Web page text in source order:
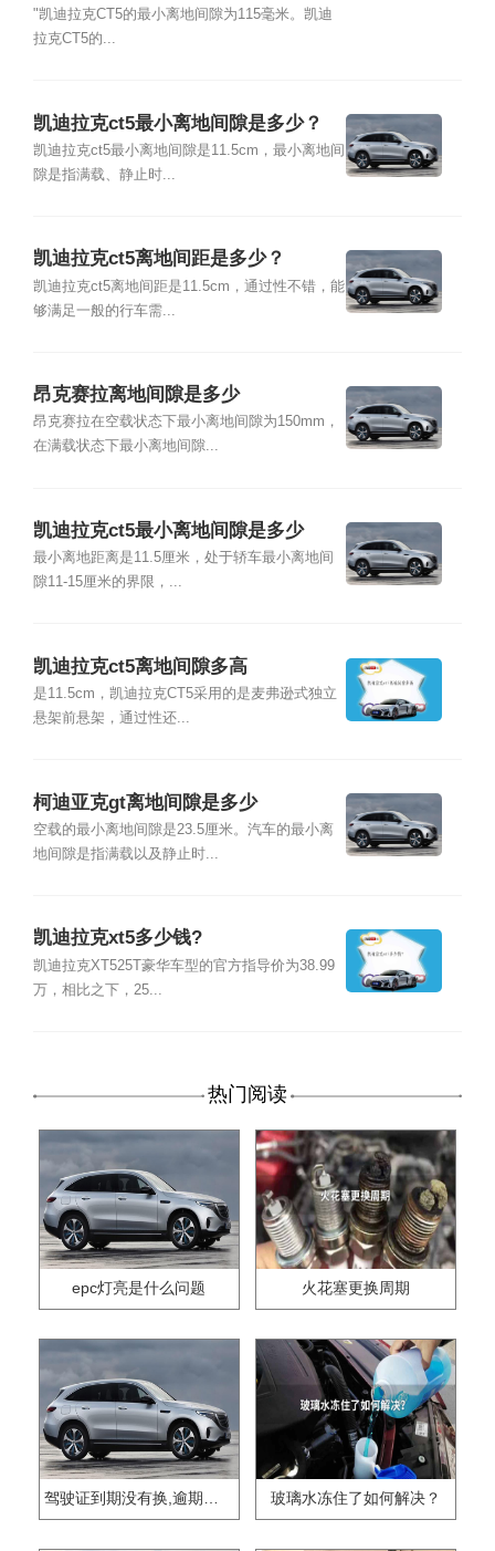
"凯迪拉克CT5的最小离地间隙为115毫米。凯迪
拉克CT5的...
凯迪拉克ct5最小离地间隙是多少？
凯迪拉克ct5最小离地间隙是11.5cm，最小离地间
隙是指满载、静止时...
凯迪拉克ct5离地间距是多少？
凯迪拉克ct5离地间距是11.5cm，通过性不错，能
够满足一般的行车需...
昂克赛拉离地间隙是多少
昂克赛拉在空载状态下最小离地间隙为150mm，
在满载状态下最小离地间隙...
凯迪拉克ct5最小离地间隙是多少
最小离地距离是11.5厘米，处于轿车最小离地间
隙11-15厘米的界限，...
凯迪拉克ct5离地间隙多高
是11.5cm，凯迪拉克CT5采用的是麦弗逊式独立
悬架前悬架，通过性还...
柯迪亚克gt离地间隙是多少
空载的最小离地间隙是23.5厘米。汽车的最小离
地间隙是指满载以及静止时...
凯迪拉克xt5多少钱?
凯迪拉克XT525T豪华车型的官方指导价为38.99
万，相比之下，25...
热门阅读
epc灯亮是什么问题 火花塞更换周期
玻璃水冻住了如何解决？